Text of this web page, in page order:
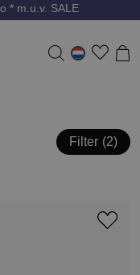
* m.u.v. SALE
Filter 2